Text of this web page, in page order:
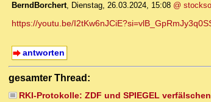
BerndBorchert, Dienstag, 26.03.2024, 15:08 @
https://youtu.be/
antworten
gesamter Thread:
RKI-Protokolle: ZDF und SPIEGEL